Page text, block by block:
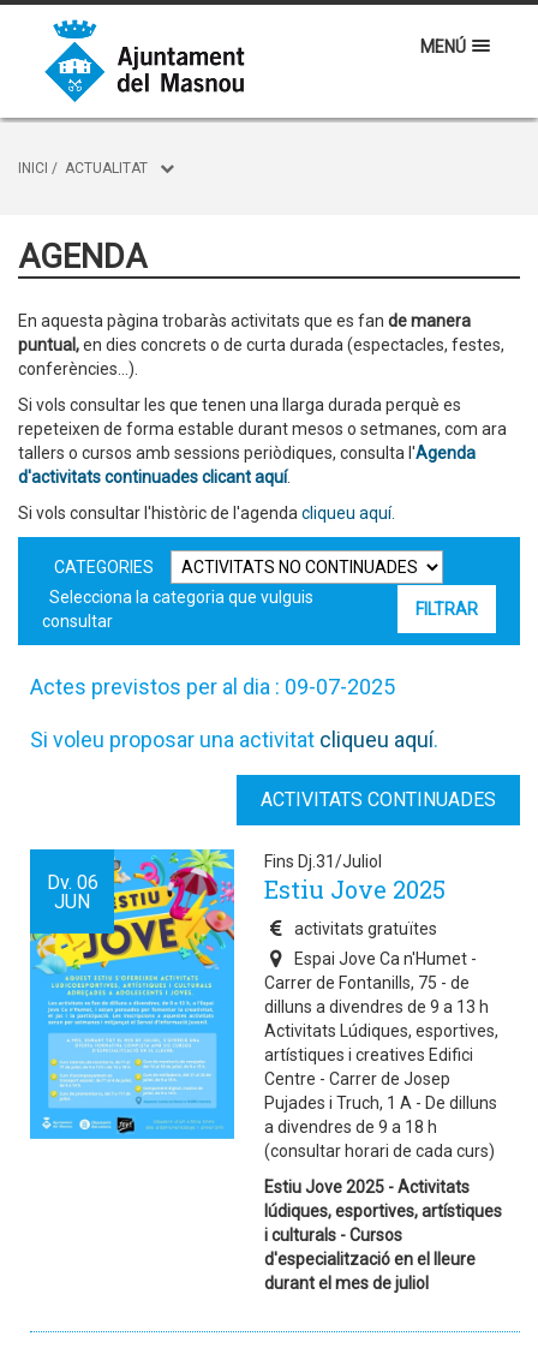
MENÚ
INICI / ACTUALITAT
AGENDA
En aquesta pàgina trobaràs activitats que es fan de manera
puntual,en dies concrets o de curta durada (espectacles, festes,
conferències...).
Si vols consultar les que tenen una llarga durada perquè es
repeteixen de forma estable durant mesos o setmanes, com ara
tallers o cursos amb sessions periòdiques, consulta l'Agenda
d'activitats continuades clicant aquí.
Si vols consultar l'històric de l'agenda cliqueu aquí.
CATEGORIES
Selecciona la categoria que vulguis
consultar
Actes previstos per al dia : 09-07-2025
Si voleu proposar una activitat cliqueu aquí.
ACTIVITATS CONTINUADES
Dv. 06
JUN
Fins Dj.31/Juliol
Estiu Jove 2025
activitats gratuïtes
Espai Jove Ca n'Humet -
Carrer de Fontanills, 75 - de
dilluns a divendres de 9 a 13 h
Activitats Lúdiques, esportives,
artístiques i creatives Edifici
Centre - Carrer de Josep
Pujades i Truch, 1 A - De dilluns
a divendres de 9 a 18 h
(consultar horari de cada curs)
Estiu Jove 2025 - Activitats
lúdiques, esportives, artístiques
i culturals - Cursos
d'especialització en el lleure
durant el mes de juliol